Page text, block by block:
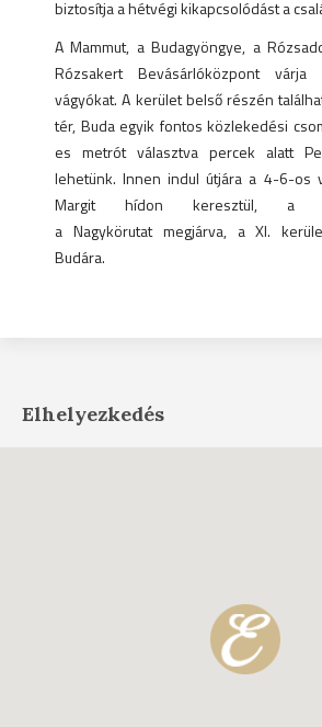
biztosítja a hétvégi kikapcsolódást a
A Mammut, a Budagyöngye, a
Rózsakert Bevásárlóközpont várja
vágyókat. A kerület belső részén
tér, Buda egyik fontos közlekedési
es metrót választva percek alatt
lehetünk. Innen indul útjára a 4-6-os
Margit hídon keresztül, a
a Nagykörutat megjárva, a XI.
Budára.
Elhelyezkedés